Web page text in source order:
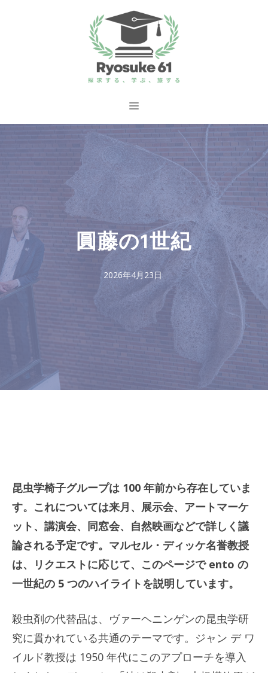
ス
メ
ニ
ュ
ー
圓藤の1世紀
2026年4月23日
昆虫学椅子グループは 100 年前から存在していま
す。これについては来月、展示会、アートマーケ
ット、講演会、同窓会、自然映画などで詳しく議
論される予定です。マルセル・ディッケ名誉教授
は、リクエストに応じて、このページで ento の
一世紀の 5 つのハイライトを説明しています。
殺虫剤の代替品は、ヴァーヘニンゲンの昆虫学研
究に貫かれている共通のテーマです。ジャン デ ワ
イルド教授は 1950 年代にこのアプローチを導入